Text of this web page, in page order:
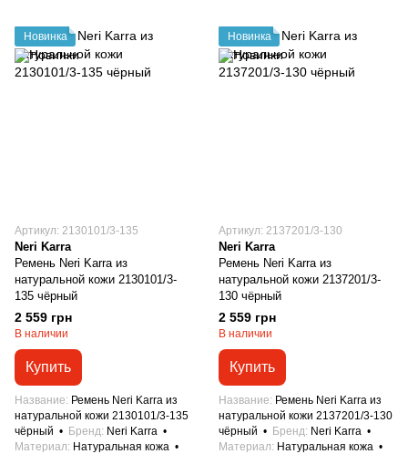
Новинка
Артикул: 2130101/3-135
Neri Karra
Ремень Neri Karra из
натуральной кожи 2130101/3-
135 чёрный
2 559 грн
В наличии
Купить
Название
Ремень Neri Karra из
натуральной кожи 2130101/3-135
чёрный
Бренд Neri Karra
Материал
Натуральная кожа
Новинка
Артикул: 2137201/3-130
Neri Karra
Ремень Neri Karra из
натуральной кожи 2137201/3-
130 чёрный
2 559 грн
В наличии
Купить
Название
Ремень Neri Karra из
натуральной кожи 2137201/3-130
чёрный
Бренд Neri Karra
Материал
Натуральная кожа